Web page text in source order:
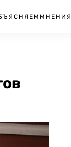
МНЕНИЯ